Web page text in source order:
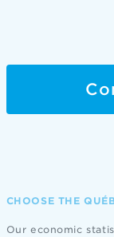
CHOOSE THE
Our economic